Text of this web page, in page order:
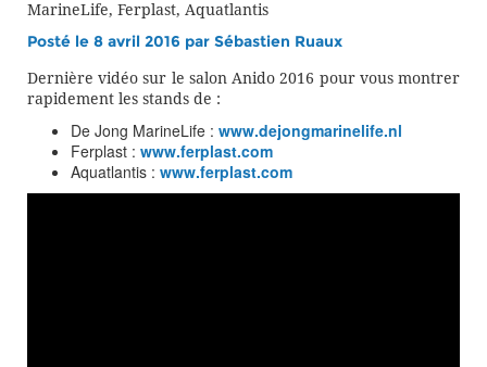
MarineLife, Ferplast, Aquatlantis
Posté le 8 avril 2016 par Sébastien Ruaux
Dernière vidéo sur le salon Anido 2016 pour vous montrer
rapidement les stands de :
De Jong MarineLife : www.dejongmarinelife.nl
Ferplast : www.ferplast.com
Aquatlantis : www.ferplast.com